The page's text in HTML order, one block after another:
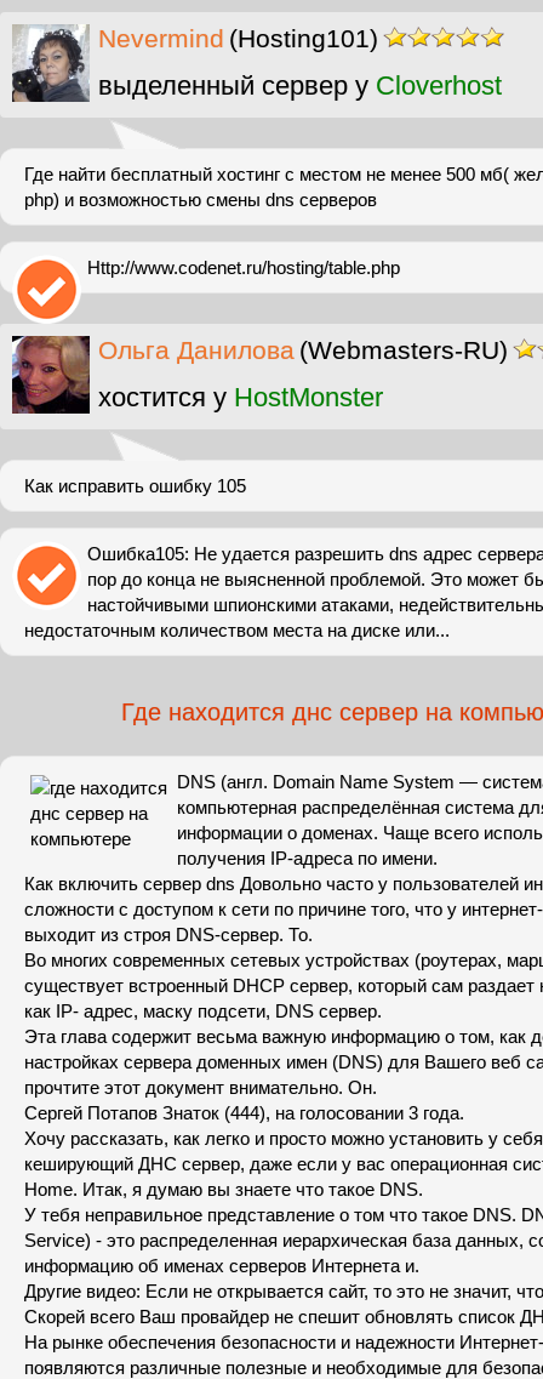
Nevermind (Hosting101)
выделенный сервер у Cloverhost
Где найти бесплатный хостинг с местом не менее 500 мб(
php) и возможностью смены dns серверов
Http://www.codenet.ru/hosting/table.php
Ольга Данилова (Webmasters-RU)
хостится у HostMonster
Как исправить ошибку 105
Ошибка105: Не удается разрешить dns адрес
пор до конца не выясненной проблемой. Это может
настойчивыми шпионскими атаками,
недостаточным количеством места на диске или...
Где находится днс сервер на
DNS (англ. Domain Name System —
компьютерная распределённая система
информации о доменах. Чаще всего
получения IP-адреса по имени.
Как включить сервер dns Довольно часто у пользователей
сложности с доступом к сети по причине того, что у
выходит из строя DNS-сервер. То.
Во многих современных сетевых устройствах (роутерах,
существует встроенный DHCP сервер, который сам раздает
как IP- адрес, маску подсети, DNS сервер.
Эта глава содержит весьма важную информацию о том, как
настройках сервера доменных имен (DNS) для Вашего веб
прочтите этот документ внимательно. Он.
Сергей Потапов Знаток (444), на голосовании 3 года.
Хочу рассказать, как легко и просто можно установить у
кеширующий ДНС сервер, даже если у вас операционная
Home. Итак, я думаю вы знаете что такое DNS.
У тебя неправильное представление о том что такое DNS.
Service) - это распределенная иерархическая база данных,
информацию об именах серверов Интернета и.
Другие видео: Если не открывается сайт, то это не значит,
Скорей всего Ваш провайдер не спешит обновлять список
На рынке обеспечения безопасности и надежности
появляются различные полезные и необходимые для